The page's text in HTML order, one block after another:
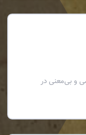
و بی‌معنی در